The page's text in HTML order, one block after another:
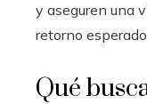
y aseguren una
retorno
Qué